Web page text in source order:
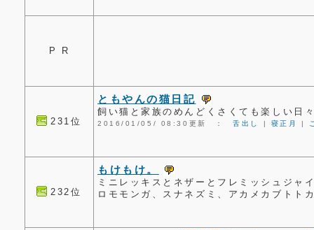
P R
231位
ともやんの猫日記
飼い猫と家族のめんどくさくても楽しい日
2016/01/05/ 08:30更新 ：舌出し | 寝正月 |
232位
もけもけ。
ミニレッキスとネザーとフレミッシュジャ
ロモモンガ、スナネズミ、アカメカブトト